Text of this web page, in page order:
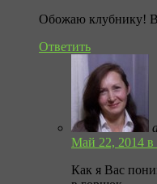
Обожаю клубнику! В
Ответить
Май 22, 2014 в
Как я Вас